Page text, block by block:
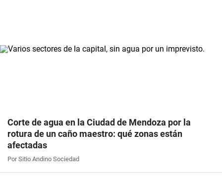
Corte de agua en la Ciudad de Mendoza por la
rotura de un caño maestro: qué zonas están
afectadas
Por Sitio Andino Sociedad